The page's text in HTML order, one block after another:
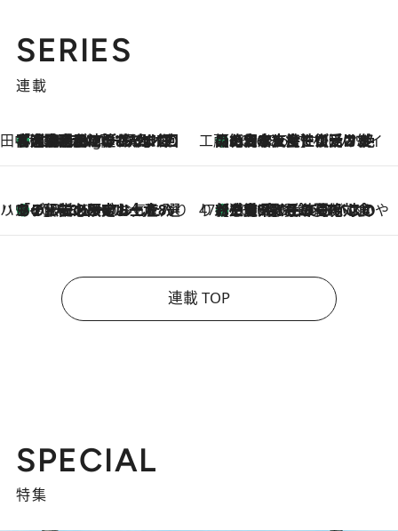
SERIES
連載
田中稲の勝手に再ブーム
1 Hour Ago
「湘南乃風に憧れて」観客大盛上がりの“タオル回し”に、ラッパー顔負けの高速歌唱まで…さだまさし（74）のアグレッシブすぎる現在地 工藤まやのおもてなしハワイ
2026.8.6
【ハワイ土産】ローカルの絶大な支持で復活！ 絶品の幻クッキー《元ファンの日本人女性が受け継いだ名店》
ハワイ賢者 リサのお気に入りリスト2026.8.6
あの伝説の限定トートも！ リニューアルした「ディーン＆デルーカ ハワイ」で必須のお土産8選 47都道府県の手みやげ ひんやりスイーツで夏を満喫
2026.8.6
【三重県】この夏絶対食べたい 冷やしておいしいおやつ3選 お餅×アイスの新感覚スイーツ
連載 TOP
SPECIAL
特集